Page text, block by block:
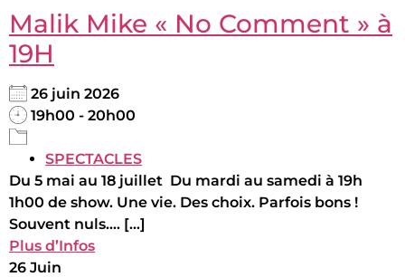
Malik Mike « No Comment » à
19H
26 juin 2026
19h00 - 20h00
SPECTACLES
Du 5 mai au 18 juillet Du mardi au samedi à 19h
1h00 de show. Une vie. Des choix. Parfois bons !
Souvent nuls.... [...]
Plus d’Infos
26 Juin